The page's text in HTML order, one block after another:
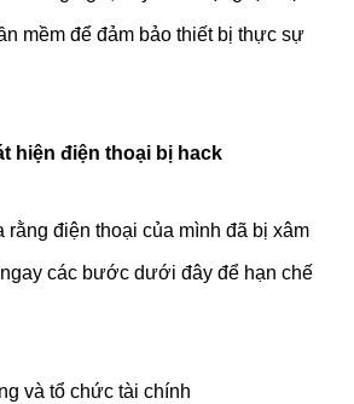
mềm để đảm bảo thiết bị thực sự
hiện điện thoại bị hack
rằng điện thoại của mình đã bị xâm
các bước dưới đây để hạn chế
và tổ chức tài chính